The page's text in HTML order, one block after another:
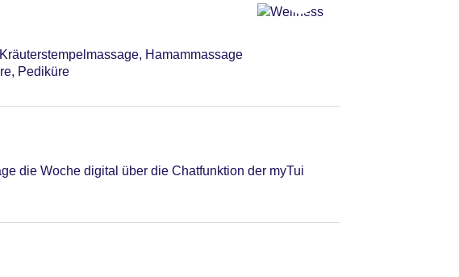
Hamammassage
Pediküre
die Woche digital über die Chatfunktion der myTui